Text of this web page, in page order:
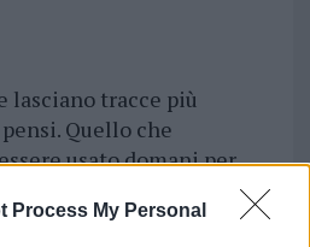
Process My Personal
lasciano tracce più
Quello che
usato domani per
usare account